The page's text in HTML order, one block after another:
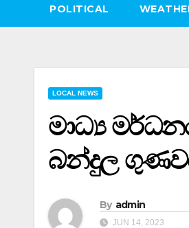
POLITICAL
LOCAL NEWS
මාධ්‍ය
බන්දුල
By admin
JUN 14, 2023